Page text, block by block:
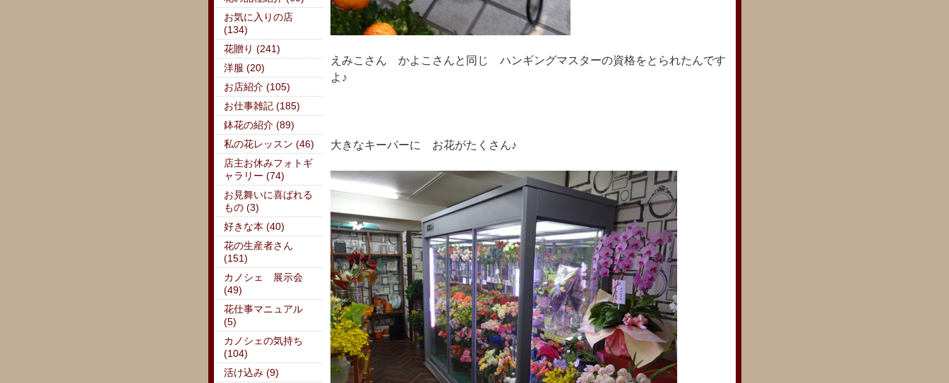
えみこさん かよこさんと同じ ハンギングマスターの資格をとられたんです
よ♪
大きなキーパーに お花がたくさん♪
お気に入りの店
(134)
花贈り (241)
洋服 (20)
お店紹介 (105)
お仕事雑記 (185)
鉢花の紹介 (89)
私の花レッスン (46)
店主お休みフォトギ
ャラリー (74)
お見舞いに喜ばれる
もの (3)
好きな本 (40)
花の生産者さん
(151)
カノシェ 展示会
(49)
花仕事マニュアル
(5)
カノシェの気持ち
(104)
活け込み (9)